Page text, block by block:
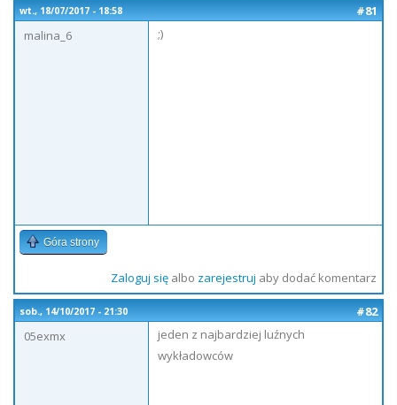
wt., 18/07/2017 - 18:58
#81
malina_6
;)
Góra strony
Zaloguj sięalbo zarejestruj aby dodać komentarz
sob., 14/10/2017 - 21:30
#82
05exmx
jeden z najbardziej luźnych
wykładowców